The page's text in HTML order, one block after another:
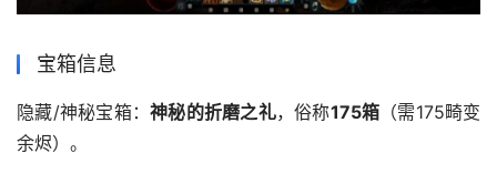
宝箱信息
隐藏/神秘宝箱： 神秘的折磨之礼，俗称175箱 （需175畸变
余烬）。